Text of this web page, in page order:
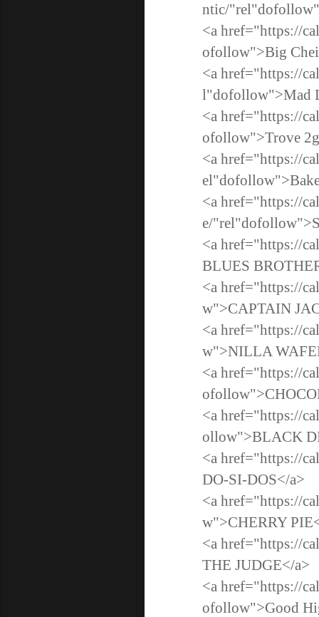
ntic/
<a href="https://
ofollow">Big
<a href="https://
l"dofollow">Mad
<a href="https://
ofollow">Trove
<a href="https://
<a href="https://
e/
<a href="https://
BLUES
<a href="https://
w">CAPTAIN
<a href="https://
w">NILLA
<a href="https://
<a href="https://
ollow">BLACK
<a href="https://
DO-SI-DOS</a>
<a href="https://
w">CHERRY
<a href="https://
THE JUDGE</a>
<a href="https://
ofollow">Good